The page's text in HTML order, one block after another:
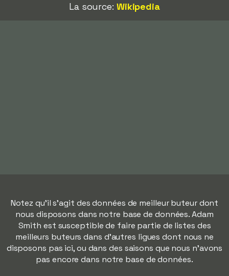
La source: Wikipedia
Notez qu'il s'agit des données de meilleur buteur dont
nous disposons dans notre base de données. Adam
Smith est susceptible de faire partie de listes des
meilleurs buteurs dans d'autres ligues dont nous ne
disposons pas ici, ou dans des saisons que nous n'avons
pas encore dans notre base de données.